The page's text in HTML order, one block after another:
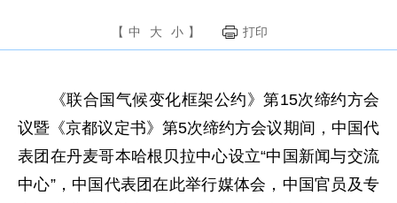
【 中 大 小 】 打印
《联合国气候变化框架公约》第15次缔约方会
议暨《京都议定书》第5次缔约方会议期间，中国代
表团在丹麦哥本哈根贝拉中心设立“中国新闻与交流
中心”，中国代表团在此举行媒体会，中国官员及专